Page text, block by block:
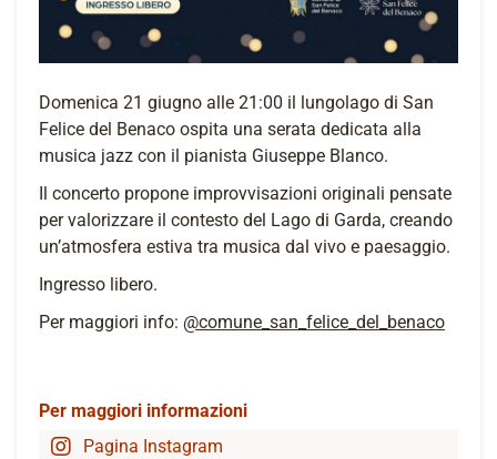
Domenica 21 giugno alle 21:00 il lungolago di San
Felice del Benaco ospita una serata dedicata alla
musica jazz con il pianista Giuseppe Blanco.
Il concerto propone improvvisazioni originali pensate
per valorizzare il contesto del Lago di Garda, creando
un’atmosfera estiva tra musica dal vivo e paesaggio.
Ingresso libero.
Per maggiori info: @comune_san_felice_del_benaco
Per maggiori informazioni
Pagina Instagram